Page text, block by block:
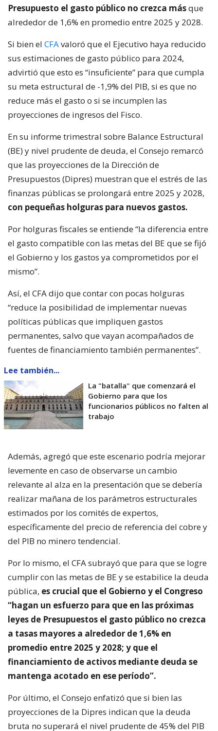
Presupuesto el gasto público no crezca másque
alrededor de 1,6% en promedio entre 2025 y 2028.
Si bien el CFAvaloró que el Ejecutivo haya reducido
sus estimaciones de gasto público para 2024,
advirtió que esto es “insuficiente” para que cumpla
su meta estructural de -1,9% del PIB, si es que no
reduce más el gasto o si se incumplen las
proyecciones de ingresos del Fisco.
En su informe trimestral sobre Balance Estructural
(BE) y nivel prudente de deuda, el Consejo remarcó
que las proyecciones de la Dirección de
Presupuestos (Dipres) muestran que el estrés de las
finanzas públicas se prolongará entre 2025 y 2028,
con pequeñas holguras para nuevos gastos.
Por holguras fiscales se entiende “la diferencia entre
el gasto compatible con las metas del BE que se fijó
el Gobierno y los gastos ya comprometidos por el
mismo”.
Así, el CFA dijo que contar con pocas holguras
“reduce la posibilidad de implementar nuevas
políticas públicas que impliquen gastos
permanentes, salvo que vayan acompañados de
fuentes de financiamiento también permanentes”.
Lee también...
La "batalla" que comenzará el
Gobierno para que los
funcionarios públicos no falten al
trabajo
Además, agregó que este escenario podría mejorar
levemente en caso de observarse un cambio
relevante al alza en la presentación que se debería
realizar mañana de los parámetros estructurales
estimados por los comités de expertos,
específicamente del precio de referencia del cobre y
del PIB no minero tendencial.
Por lo mismo, el CFA subrayó que para que se logre
cumplir con las metas de BE y se estabilice la deuda
pública, es crucial que el Gobierno y el Congreso
“hagan un esfuerzo para que en las próximas
leyes de Presupuestos el gasto público no crezca
a tasas mayores a alrededor de 1,6% en
promedio entre 2025 y 2028; y que el
financiamiento de activos mediante deuda se
mantenga acotado en ese período”.
Por último, el Consejo enfatizó que si bien las
proyecciones de la Dipres indican que la deuda
bruta no superará el nivel prudente de 45% del PIB